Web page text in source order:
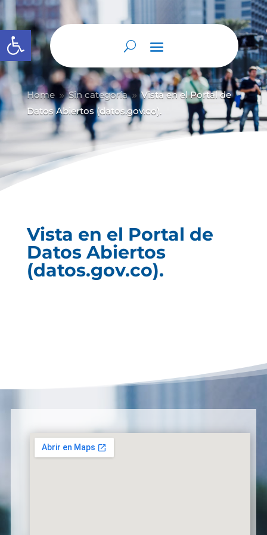
Abrir barra de herramientas
Home 9 Sin categoría 9 Vista en el Portal de
Datos Abiertos (datos.gov.co).
Vista en el Portal de
Datos Abiertos
(datos.gov.co).